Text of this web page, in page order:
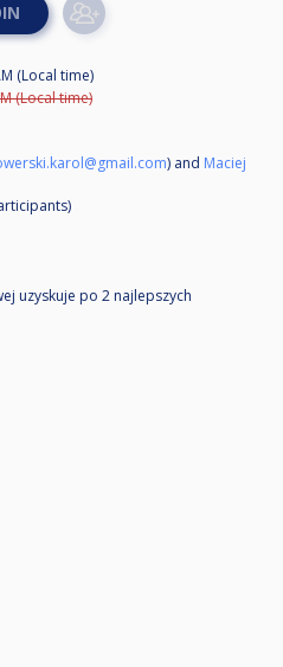
(Local time)
(Local time)
) and Maciej
)
uzyskuje po 2 najlepszych